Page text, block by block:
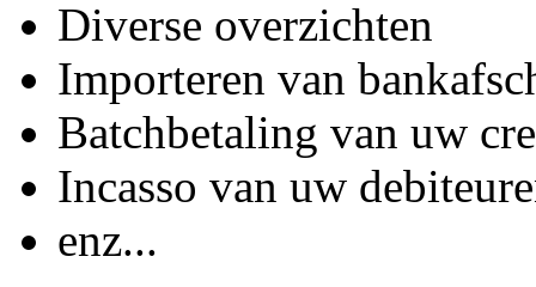
Diverse overzichten
Importeren van
Batchbetaling van uw
Incasso van uw
enz...